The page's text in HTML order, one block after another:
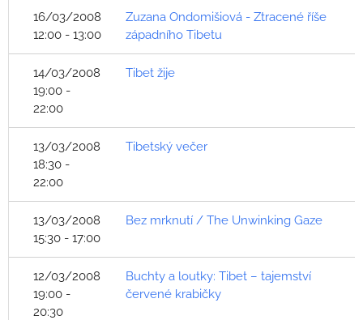
16/03/2008
12:00 - 13:00
Zuzana Ondomišiová - Ztracené říše
západního Tibetu
14/03/2008
19:00 -
22:00
Tibet žije
13/03/2008
18:30 -
22:00
Tibetský večer
13/03/2008
15:30 - 17:00
Bez mrknutí / The Unwinking Gaze
12/03/2008
19:00 -
20:30
Buchty a loutky: Tibet – tajemství
červené krabičky